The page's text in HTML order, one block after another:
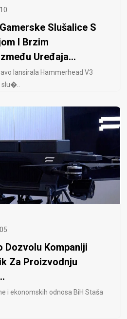
Slušalice S
I Brzim
Uređaja...
lansirala Hammerhead V3
Dozvolu Kompaniji
Za Proizvodnju
i ekonomskih odnosa BiH Staša